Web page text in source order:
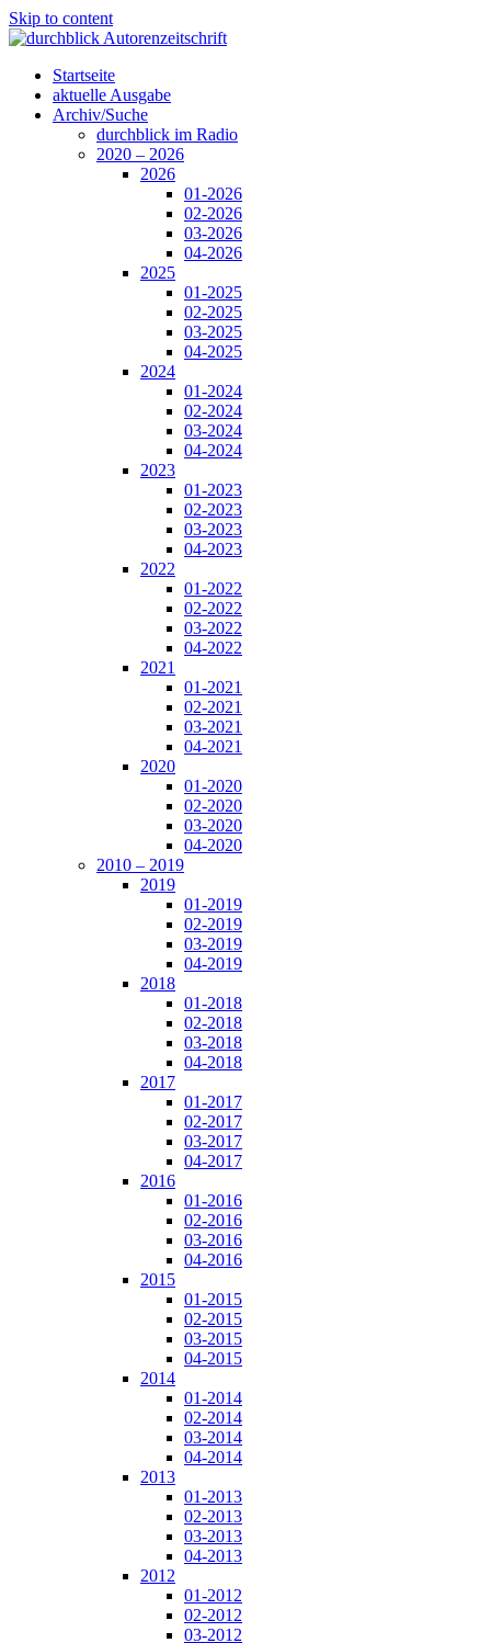
Skip to content
Startseite
aktuelle Ausgabe
Archiv/Suche
durchblick im Radio
2020 – 2026
2026
01-2026
02-2026
03-2026
04-2026
2025
01-2025
02-2025
03-2025
04-2025
2024
01-2024
02-2024
03-2024
04-2024
2023
01-2023
02-2023
03-2023
04-2023
2022
01-2022
02-2022
03-2022
04-2022
2021
01-2021
02-2021
03-2021
04-2021
2020
01-2020
02-2020
03-2020
04-2020
2010 – 2019
2019
01-2019
02-2019
03-2019
04-2019
2018
01-2018
02-2018
03-2018
04-2018
2017
01-2017
02-2017
03-2017
04-2017
2016
01-2016
02-2016
03-2016
04-2016
2015
01-2015
02-2015
03-2015
04-2015
2014
01-2014
02-2014
03-2014
04-2014
2013
01-2013
02-2013
03-2013
04-2013
2012
01-2012
02-2012
03-2012